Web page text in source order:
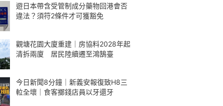
遊日本帶含受管制成分藥物回港會否
違法？須符2條件才可獲豁免
觀塘花園大廈重建｜房協料2028年起
清拆兩廈 居民陸續遷至鴻鵠臺
今日新聞8分鐘｜新義安報復致H8三
𨋢全壞｜食客擲錢店員以牙還牙